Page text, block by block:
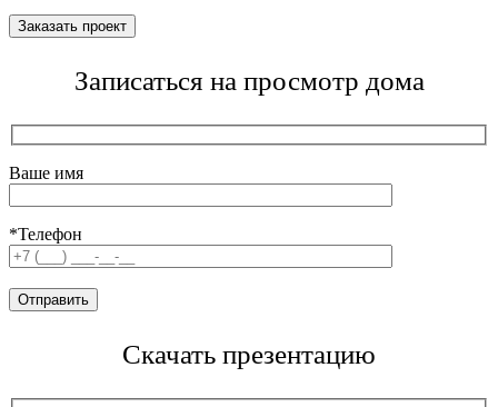
Записаться на просмотр дома
Ваше имя
*Телефон
Скачать презентацию